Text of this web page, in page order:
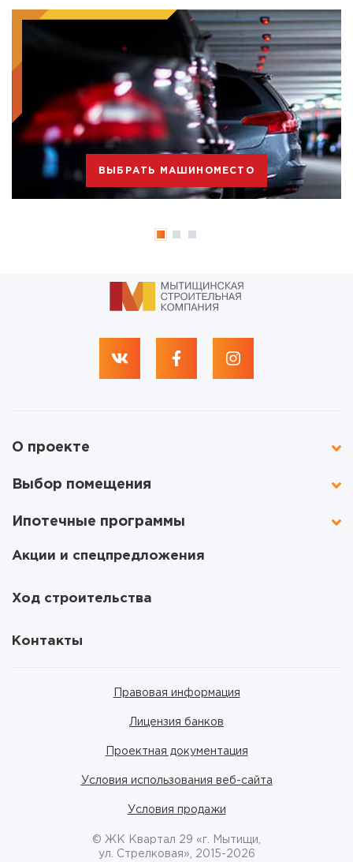
ВЫБРАТЬ МАШИНОМЕСТО
О проекте
Выбор помещения
Ипотечные программы
Акции и спецпредложения
Ход строительства
Контакты
Правовая информация
Лицензия банков
Проектная документация
Условия использования веб-сайта
Условия продажи
© ЖК Квартал 29 «г. Мытищи,
ул. Стрелковая», 2015-2026